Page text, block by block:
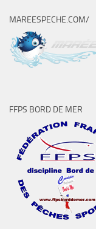
MAREESPECHE.COM/
FFPS BORD DE MER